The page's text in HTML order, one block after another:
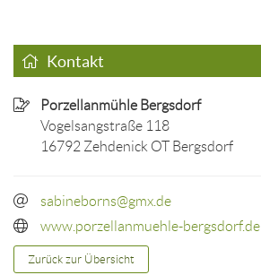
Kontakt
Porzellanmühle Bergsdorf
Vogelsangstraße 118
16792 Zehdenick OT Bergsdorf
sabineborns@gmx.de
www.porzellanmuehle-bergsdorf.de
Zurück zur Übersicht